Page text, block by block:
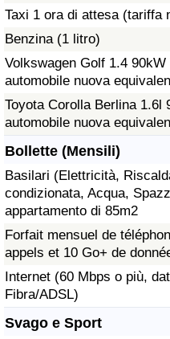
Taxi 1 ora di attesa (tariffa
Benzina (1 litro)
Volkswagen Golf 1.4 90kW
automobile nuova
Toyota Corolla Berlina 1.6l
automobile nuova
Bollette (Mensili)
Basilari (Elettricità,
condizionata, Acqua,
appartamento di 85m2
Forfait mensuel de
appels et 10 Go+ de
Internet (60 Mbps o più,
Fibra/ADSL)
Svago e Sport